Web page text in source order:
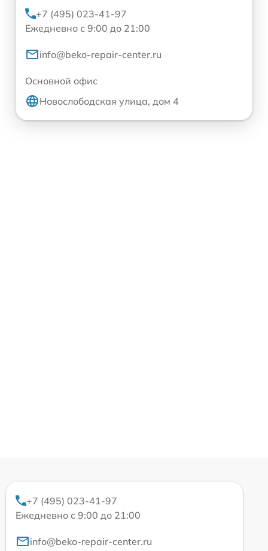
+7 (495) 023-41-97
Ежедневно с 9:00 до 21:00
info@beko-repair-center.ru
Основной офис
Новослободская улица, дом 4
+7 (495) 023-41-97
Ежедневно с 9:00 до 21:00
info@beko-repair-center.ru